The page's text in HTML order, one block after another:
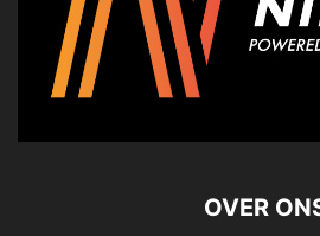
OVER